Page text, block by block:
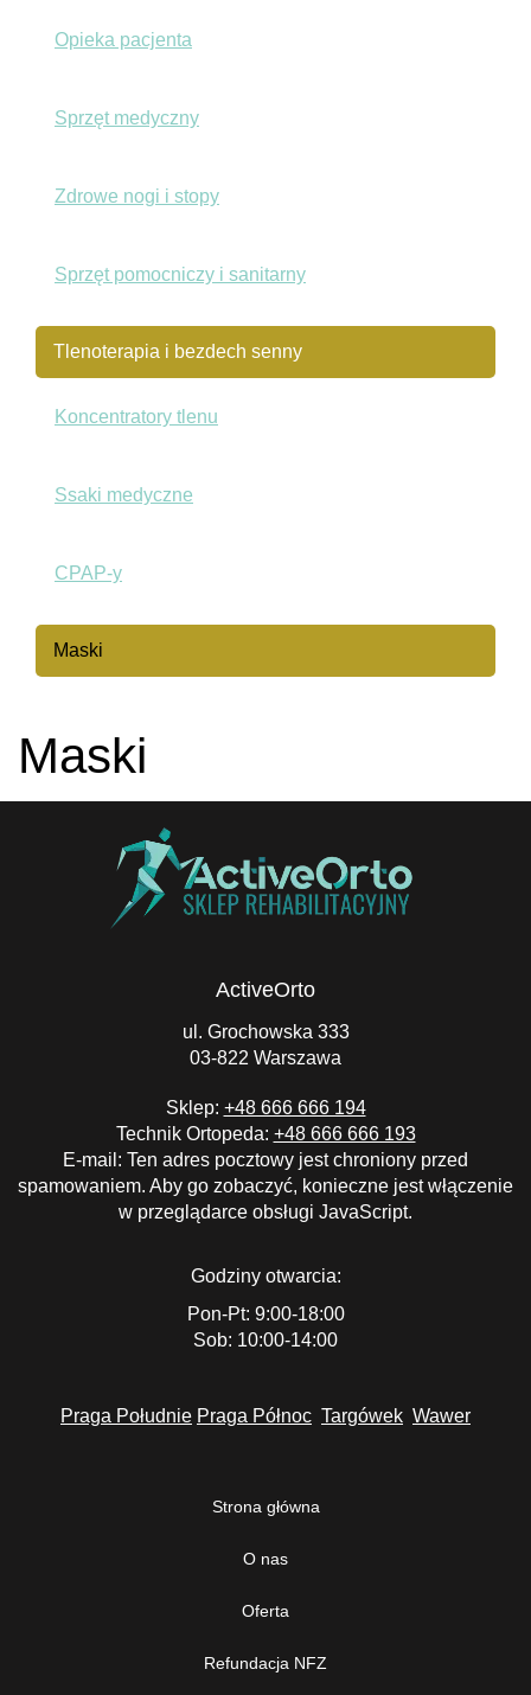
Opieka pacjenta
Sprzęt medyczny
Zdrowe nogi i stopy
Sprzęt pomocniczy i sanitarny
Tlenoterapia i bezdech senny
Koncentratory tlenu
Ssaki medyczne
CPAP-y
Maski
Maski
ActiveOrto
ul. Grochowska 333
03-822 Warszawa
Sklep: +48 666 666 194
Technik Ortopeda: +48 666 666 193
E-mail: Ten adres pocztowy jest chroniony przed
spamowaniem. Aby go zobaczyć, konieczne jest włączenie
w przeglądarce obsługi JavaScript.
Godziny otwarcia:
Pon-Pt: 9:00-18:00
Sob: 10:00-14:00
Praga Południe Praga Północ Targówek Wawer
Strona główna
O nas
Oferta
Refundacja NFZ